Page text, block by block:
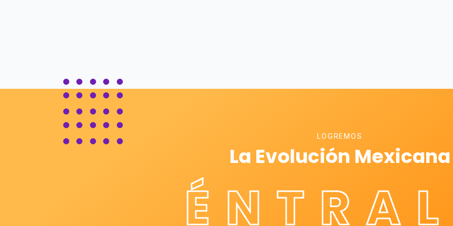
LOGREMOS
La Evolución Mexicana